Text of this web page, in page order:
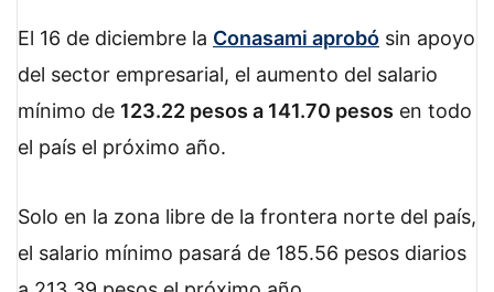
El 16 de diciembre la Conasami aprobó sin apoyo
del sector empresarial, el aumento del salario
mínimo de 123.22 pesos a 141.70 pesos en todo
el país el próximo año.
Solo en la zona libre de la frontera norte del país,
el salario mínimo pasará de 185.56 pesos diarios